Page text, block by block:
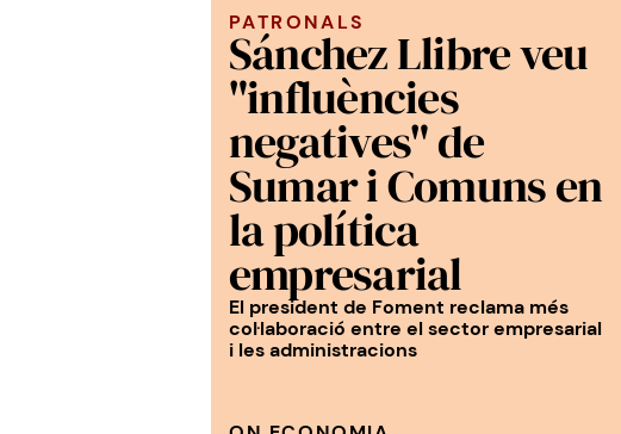
PATRONALS
Sánchez Llibre veu
"influències
negatives" de
Sumar i Comuns en
la política
empresarial
El president de Foment reclama més
col·laboració entre el sector empresarial
i les administracions